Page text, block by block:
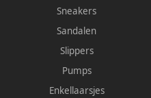
Sneakers
Sandalen
Slippers
Pumps
Enkellaarsjes